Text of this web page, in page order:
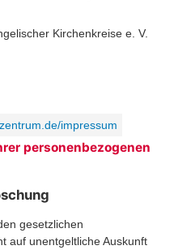
Kirchenkreise e. V.
impressum
personenbezogenen
gesetzlichen
auf unentgeltliche Auskunft